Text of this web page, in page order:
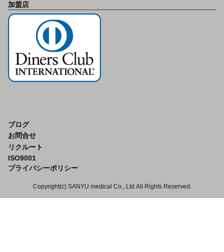
加盟店
ブログ
お問合せ
リクルート
ISO9001
プライバシーポリシー
Copyright(c) SANYU medical Co., Ltd All Rights Reserved.